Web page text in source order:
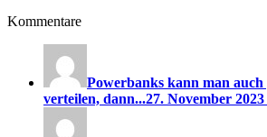
Kommentare
Powerbanks kann man auch
verteilen, dann...27. November